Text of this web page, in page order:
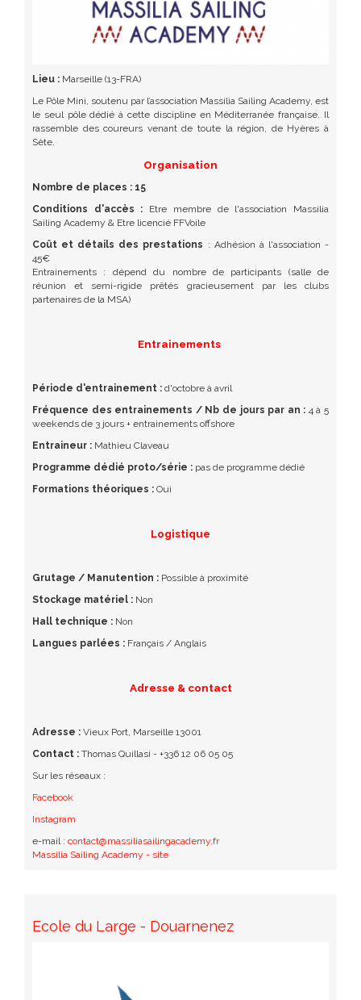
Lieu : Marseille (13-FRA)
Le Pôle Mini, soutenu par l’association Massilia Sailing Academy, est
le seul pôle dédié à cette discipline en Méditerranée française. Il
rassemble des coureurs venant de toute la région, de Hyères à
Sète.
Organisation
Nombre de places : 15
Conditions d'accès : Etre membre de l'association Massilia
Sailing Academy & Etre licencié FFVoile
Coût et détails des prestations : Adhésion à l'association -
45€
Entrainements : dépend du nombre de participants (salle de
réunion et semi-rigide prêtés gracieusement par les clubs
partenaires de la MSA)
Entrainements
Période d'entrainement : d'octobre à avril
Fréquence des entrainements / Nb de jours par an : 4 à 5
weekends de 3 jours + entrainements offshore
Entraineur : Mathieu Claveau
Programme dédié proto/série : pas de programme dédié
Formations théoriques : Oui
Logistique
Grutage / Manutention : Possible à proximité
Stockage matériel : Non
Hall technique : Non
Langues parlées : Français / Anglais
Adresse & contact
Adresse : Vieux Port, Marseille 13001
Contact : Thomas Quillasi - +336 12 06 05 05
Sur les réseaux :
Facebook
Instagram
e-mail : contact@massiliasailingacademy.fr
Massilia Sailing Academy - site
Ecole du Large - Douarnenez